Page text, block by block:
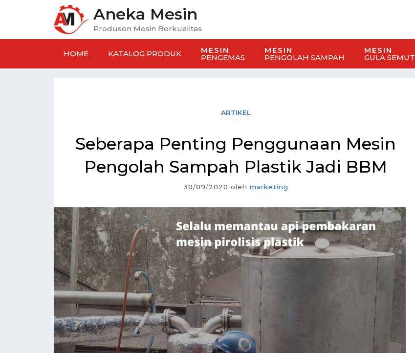
Aneka Mesin
Produsen Mesin Berkualitas
HOME KATALOG PRODUK MESIN
PENGEMAS
MESIN
PENGOLAH SAMPAH
MESIN
GULA SEMUT
ARTIKEL
Seberapa Penting Penggunaan Mesin
Pengolah Sampah Plastik Jadi BBM
30/09/2020 oleh marketing